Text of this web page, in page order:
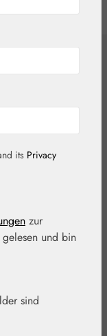
anzeigen
its Privacy
zur
gelesen und bin
sind